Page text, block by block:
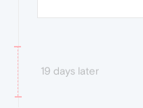
19 days later